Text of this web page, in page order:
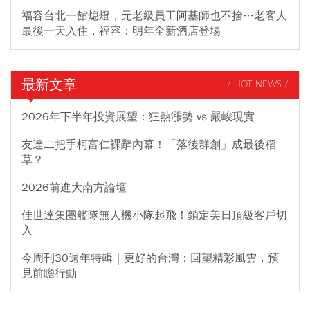
福容台北一館熄燈，元老級員工阿基師也不捨…老客人
最後一天入住，福容：明年全新酒店登場
最新文章 / HOT NEWS /
2026年下半年投資展望：狂熱漲勢 vs 嚴峻現實
友達二把手柯富仁裸辭內幕！「落後群創」成最後稻
草？
2026前進大南方論壇
佳世達集團艦隊無人機小隊起飛！鎖定美日頂級客戶切
入
今周刊30週年特輯｜更好的台灣：回望精彩風雲，預
見前瞻行動